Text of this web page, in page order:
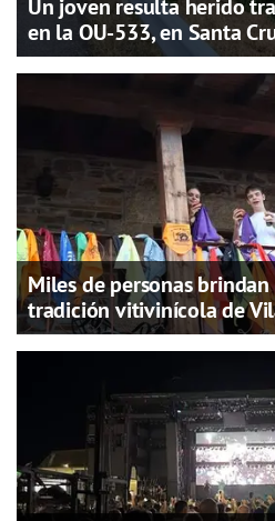
Un joven resulta herido
en la OU-533, en Santa
Miles de personas
tradición vitivinícola de